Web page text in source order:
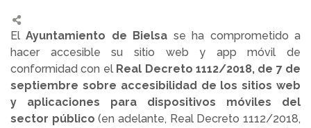
ElAyuntamiento de Bielsa se ha comprometido a
hacer accesible su sitio web y app móvil de
conformidad con el Real Decreto 1112/2018, de 7 de
septiembre sobre accesibilidad de los sitios web
y aplicaciones para dispositivos móviles del
sector público (en adelante, Real Decreto 1112/2018,